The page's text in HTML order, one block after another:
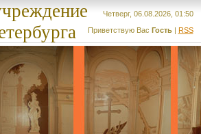
Четверг, 06.08.2026, 01:50
Приветствую Вас Гость| RSS